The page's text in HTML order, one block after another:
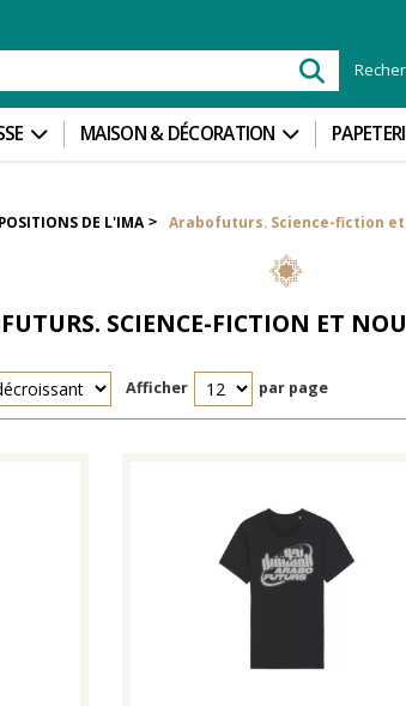
MAISON & DÉCORATION
DE L'IMA > Arabofuturs. Science-fiction
SCIENCE-FICTION ET
Afficher par page